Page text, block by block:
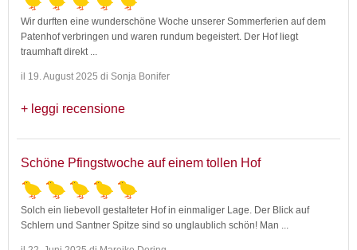
Wir durften eine wunderschöne Woche unserer Sommerferien auf dem
Patenhof verbringen und waren rundum begeistert. Der Hof liegt
traumhaft direkt
il 19. August 2025 di Sonja Bonifer
leggi recensione
Schöne Pfingstwoche auf einem tollen Hof
Solch ein liebevoll gestalteter Hof in einmaliger Lage. Der Blick auf
Schlern und Santner Spitze sind so unglaublich schön! Man ...